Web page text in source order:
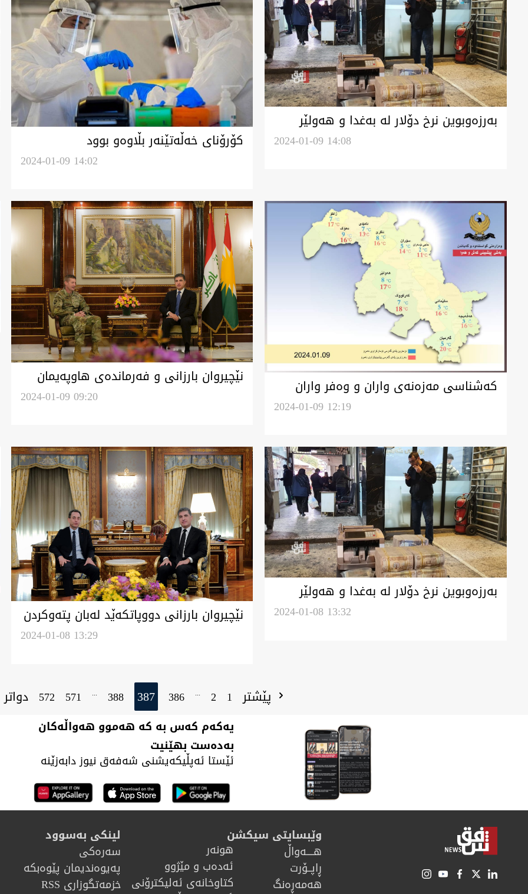
بەرزەوبوین نرخ دۆلار لە بەغدا و هەولێر
2024-01-09 14:08 کۆرۆنای خەڵەتێنەر بڵاوەو بوود
2024-01-09 14:02
کەشناسی مەزەنەی واران و وەفر واران
2024-01-09 12:19
نێچیروان بارزانی و فەرماندەی هاوپەیمان
ناودەوڵەتی: ئارامی لە عراق ئەرا گشت
2024-01-09 09:20
بەرزەوبوین نرخ دۆلار لە بەغدا و هەولێر
2024-01-08 13:32
نێچیروان بارزانی دووپاتکەێد لەبان پتەوکردن
2024-01-08 13:29
پێشتر 1
2
...
386
387
388
...
571
572 دواتر
یەکەم کەس بە کە هەموو هەواڵەکان
بەدەست بهێنیت
ئێستا ئەپڵیکەیشنی شەفەق نیوز دابەزێنە
وێبسایتی سیکشن
هــــه‌واڵ
ڕاپــۆرت
هه‌مه‌ڕه‌نگ
هونه‌ر
ئەدەب و مێژوو
كتاوخانه‌ی ئه‌ليكترۆنی
لینکی بەسوود
سەرەکی
پەیوەندیمان پێوەبکە
خزمەتگوزاری RSS